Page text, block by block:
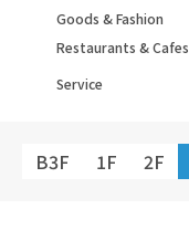
Goods & Fashion
Restaurants & Cafes
Service
B3F 1F 2F